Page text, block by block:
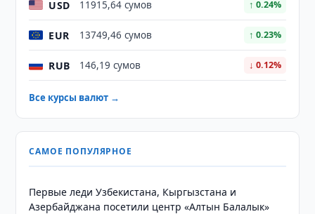
USD 11915,64 сумов ↑ 0.24%
EUR 13749,46 сумов ↑ 0.23%
RUB 146,19 сумов ↓ 0.12%
Все курсы валют →
САМОЕ ПОПУЛЯРНОЕ
Первые леди Узбекистана, Кыргызстана и
Азербайджана посетили центр «Алтын Балалык»